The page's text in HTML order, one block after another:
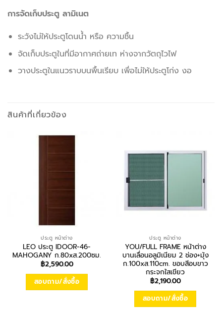
การจัดเก็บประตู ลามิเนต
ระวังไม่ให้ประตูโดนน้ํา หรือ ความชื้น
จัดเก็บประตูในที่มีอากาศถ่ายเท ห่างจากวัตถุไวไฟ
วางประตูในแนวราบบนพื้นเรียบ เพื่อไม่ให้ประตูโก่ง งอ
สินค้าที่เกี่ยวข้อง
ประตู หน้าต่าง
LEO ประตู IDOOR-46-
MAHOGANY ก.80xส.200ซม.
฿2,590.00
สอบถาม/สั่งซื้อ
ประตู หน้าต่าง
YOU/FULL FRAME หน้าต่าง
บานเลื่อนอลูมิเนียม 2 ช่อง+มุ้ง
ก.100xส.110cm. ขอบสีอบขาว
กระจกใสเขียว
฿2,190.00
สอบถาม/สั่งซื้อ